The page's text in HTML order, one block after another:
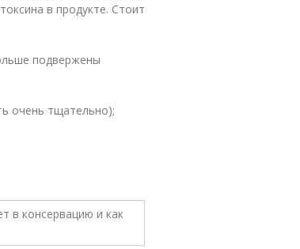
в продукте. Стоит
подвержены
очень тщательно);